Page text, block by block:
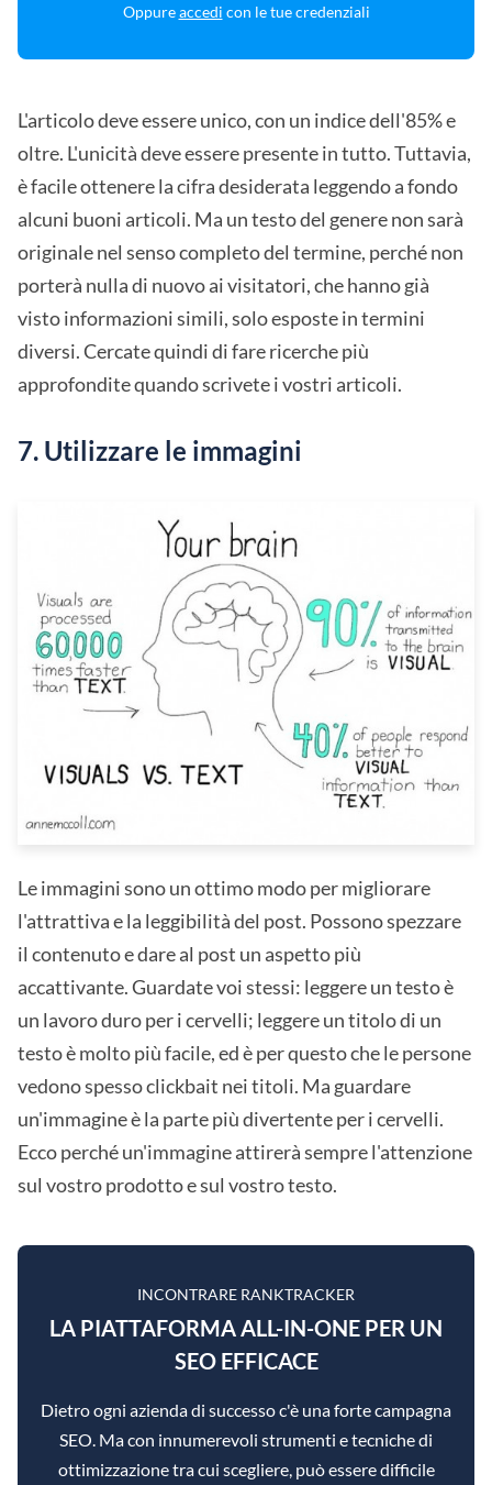
Oppureaccedi con le tue credenziali
L'articolo deve essere unico, con un indice dell'85% e
oltre. L'unicità deve essere presente in tutto. Tuttavia,
è facile ottenere la cifra desiderata leggendo a fondo
alcuni buoni articoli. Ma un testo del genere non sarà
originale nel senso completo del termine, perché non
porterà nulla di nuovo ai visitatori, che hanno già
visto informazioni simili, solo esposte in termini
diversi. Cercate quindi di fare ricerche più
approfondite quando scrivete i vostri articoli.
7. Utilizzare le immagini
Le immagini sono un ottimo modo per migliorare
l'attrattiva e la leggibilità del post. Possono spezzare
il contenuto e dare al post un aspetto più
accattivante. Guardate voi stessi: leggere un testo è
un lavoro duro per i cervelli; leggere un titolo di un
testo è molto più facile, ed è per questo che le persone
vedono spesso clickbait nei titoli. Ma guardare
un'immagine è la parte più divertente per i cervelli.
Ecco perché un'immagine attirerà sempre l'attenzione
sul vostro prodotto e sul vostro testo.
INCONTRARE RANKTRACKER
LA PIATTAFORMA ALL-IN-ONE PER UN
SEO EFFICACE
Dietro ogni azienda di successo c'è una forte campagna
SEO. Ma con innumerevoli strumenti e tecniche di
ottimizzazione tra cui scegliere, può essere difficile